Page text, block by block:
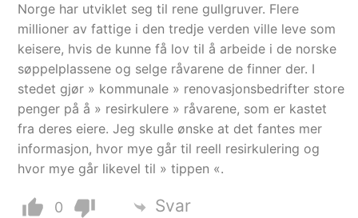
Norge har utviklet seg til rene gullgruver. Flere
millioner av fattige i den tredje verden ville leve som
keisere, hvis de kunne få lov til å arbeide i de norske
søppelplassene og selge råvarene de finner der. I
stedet gjør » kommunale » renovasjonsbedrifter store
penger på å » resirkulere » råvarene, som er kastet
fra deres eiere. Jeg skulle ønske at det fantes mer
informasjon, hvor mye går til reell resirkulering og
hvor mye går likevel til » tippen «.
0 Svar